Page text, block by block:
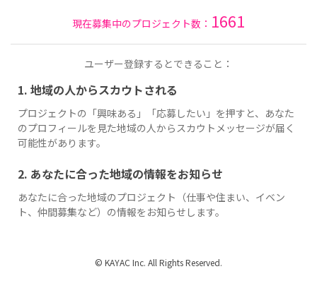
現在募集中のプロジェクト数： 1661
ユーザー登録するとできること：
1. 地域の人からスカウトされる
プロジェクトの「興味ある」「応募したい」を押すと、あなた
のプロフィールを見た地域の人からスカウトメッセージが届く
可能性があります。
2. あなたに合った地域の情報をお知らせ
あなたに合った地域のプロジェクト（仕事や住まい、イベン
ト、仲間募集など）の情報をお知らせします。
© KAYAC Inc. All Rights Reserved.